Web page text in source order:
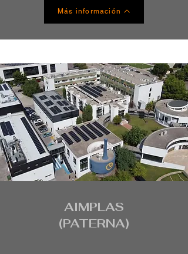
Más información
AIMPLAS
(PATERNA)